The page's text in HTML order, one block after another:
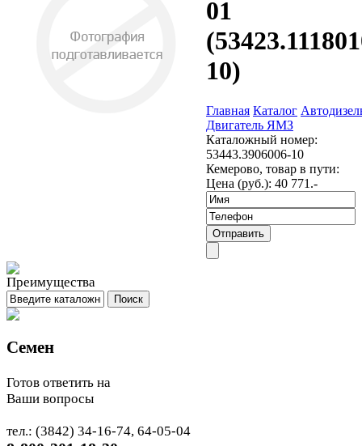
01
10)
Главная Каталог
Двигатель ЯМЗ
Каталожный номер:
53443.3906006-10
Кемерово, товар в пути:
Цена (руб.): 40 771.-
Семен
Готов ответить на
Ваши вопросы
тел.: (3842) 34-16-74, 64-05-04